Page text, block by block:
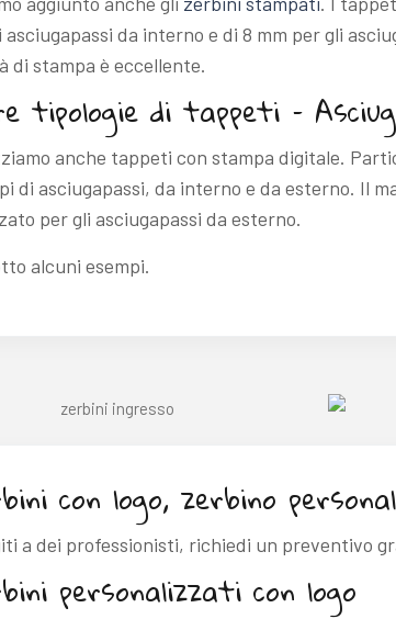
asciugapassi da interno e di 8 mm per gli
di stampa è eccellente.
tipologie di tappeti –
anche tappeti con stampa digitale.
di asciugapassi, da interno e da esterno. Il
per gli asciugapassi da esterno.
alcuni esempi.
con logo, zerbino
a dei professionisti, richiedi un preventivo
personalizzati con logo